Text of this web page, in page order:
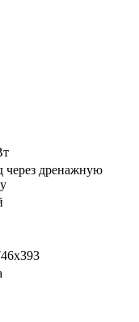
через дренажную